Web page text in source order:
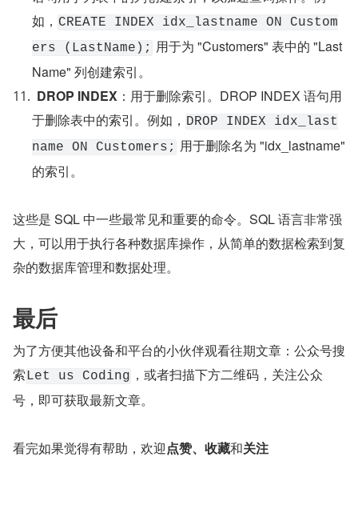
如， CREATE INDEX idx_lastname ON Custom
ers (LastName); 用于为 "Customers" 表中的 "Last
Name" 列创建索引。
DROP INDEX ：用于删除索引。DROP INDEX 语句用
于删除表中的索引。例如， DROP INDEX idx_last
name ON Customers; 用于删除名为 "idx_lastname"
的索引。
这些是 SQL 中一些最常见和重要的命令。SQL 语言非常强
大，可以用于执行各种数据库操作，从简单的数据检索到复
杂的数据库管理和数据处理。
最后
为了方便其他设备和平台的小伙伴观看往期文章：公众号搜
索Let us Coding ，或者扫描下方二维码，关注公众
号，即可获取最新文章。
看完如果觉得有帮助，欢迎点赞、收藏和关注